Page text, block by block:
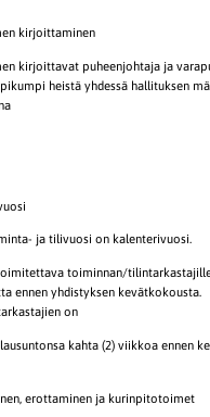
kirjoittaminen
kirjoittavat puheenjohtaja ja
heistä yhdessä hallituksen
ja tilivuosi on kalenterivuosi.
toiminnan/
ennen yhdistyksen kevätkokousta.
on
kahta (2) viikkoa ennen
erottaminen ja kurinpitotoimet